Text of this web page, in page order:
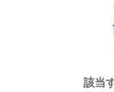
該当